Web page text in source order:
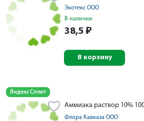
Экотекс ООО
В наличии
38,5 ₽
В корзину
Яндекс Сплит
Аммиака раствор 10%
Флора Кавказа ООО